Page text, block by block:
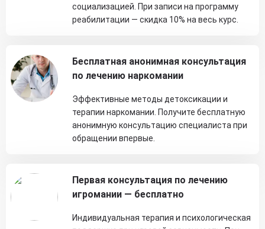
социализацией. При записи на программу
реабилитации — скидка 10% на весь курс.
Бесплатная анонимная консультация
по лечению наркомании
Эффективные методы детоксикации и
терапии наркомании. Получите бесплатную
анонимную консультацию специалиста при
обращении впервые.
Первая консультация по лечению
игромании — бесплатно
Индивидуальная терапия и психологическая